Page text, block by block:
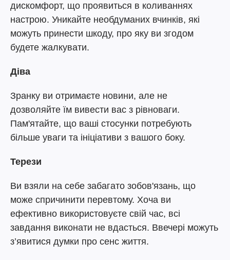
дискомфорт, що проявиться в коливаннях
настрою. Уникайте необдуманих вчинків, які
можуть принести шкоду, про яку ви згодом
будете жалкувати.
Діва
Зранку ви отримаєте новини, але не
дозволяйте їм вивести вас з рівноваги.
Пам'ятайте, що ваші стосунки потребують
більше уваги та ініціативи з вашого боку.
Терези
Ви взяли на себе забагато зобов'язань, що
може спричинити перевтому. Хоча ви
ефективно використовуєте свій час, всі
завдання виконати не вдасться. Ввечері можуть
з’явитися думки про сенс життя.